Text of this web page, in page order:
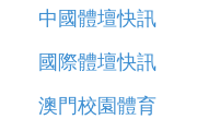
中國體壇快訊
國際體壇快訊
澳門校園體育